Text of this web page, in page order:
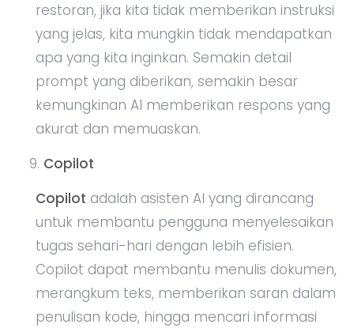
restoran, jika kita tidak memberikan instruksi
yang jelas, kita mungkin tidak mendapatkan
apa yang kita inginkan. Semakin detail
prompt yang diberikan, semakin besar
kemungkinan AI memberikan respons yang
akurat dan memuaskan.
Copilot
Copilot adalah asisten AI yang dirancang
untuk membantu pengguna menyelesaikan
tugas sehari-hari dengan lebih efisien.
Copilot dapat membantu menulis dokumen,
merangkum teks, memberikan saran dalam
penulisan kode, hingga mencari informasi